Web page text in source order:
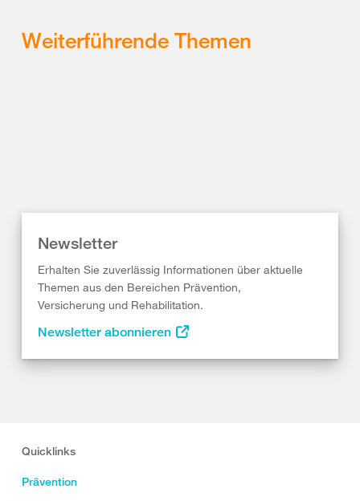
Weiterführende Themen
Newsletter
Erhalten Sie zuverlässig Informationen über aktuelle
Themen aus den Bereichen Prävention,
Versicherung und Rehabilitation.
Newsletter abonnieren
Quicklinks
Prävention